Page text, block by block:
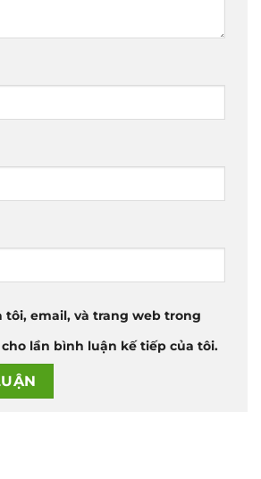
tôi, email, và trang web trong
lần bình luận kế tiếp của tôi.